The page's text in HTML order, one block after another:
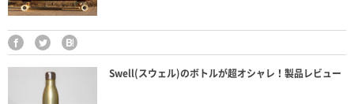
Swell(スウェル)のボトルが超オシャレ！製品レビュー